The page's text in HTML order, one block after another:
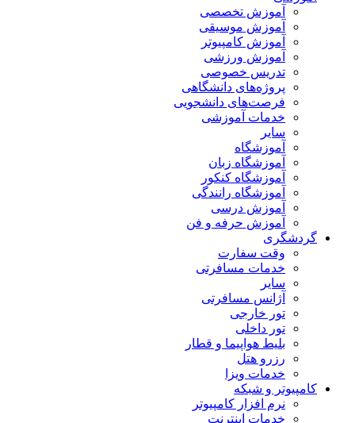
آموزش تخصصی
آموزش موسیقی
آموزش کامپیوتر
آموزش ورزشی
تدریس خصوصی
پروژه‌های دانشگاهی
فرصت‌های دانشجویی
خدمات آموزشی
سایر
آموزشگاه
آموزشگاه زبان
آموزشگاه کنکور
آموزشگاه رانندگی
آموزش درسی
آموزش حرفه و فن
گردشگری
وقت سفارت
خدمات مسافرتی
سایر
آژانس مسافرتی
تور خارجی
تور داخلی
بلیط هواپیما و قطار
رزرو هتل
خدمات ویزا
کامپیوتر و شبکه
نرم افزار کامپیوتر
خدمات اینترنت